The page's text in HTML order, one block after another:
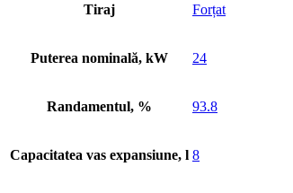
Tiraj Forțat
Puterea nominală, kW 24
Randamentul, % 93.8
Capacitatea vas expansiune, l 8